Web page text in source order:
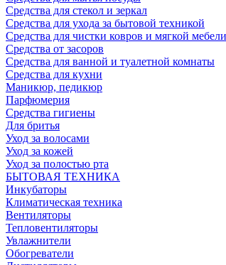
Средства для стекол и зеркал
Средства для ухода за бытовой техникой
Средства для чистки ковров и мягкой мебели
Средства от засоров
Средства для ванной и туалетной комнаты
Средства для кухни
Маникюр, педикюр
Парфюмерия
Средства гигиены
Для бритья
Уход за волосами
Уход за кожей
Уход за полостью рта
БЫТОВАЯ ТЕХНИКА
Инкубаторы
Климатическая техника
Вентиляторы
Тепловентиляторы
Увлажнители
Обогреватели